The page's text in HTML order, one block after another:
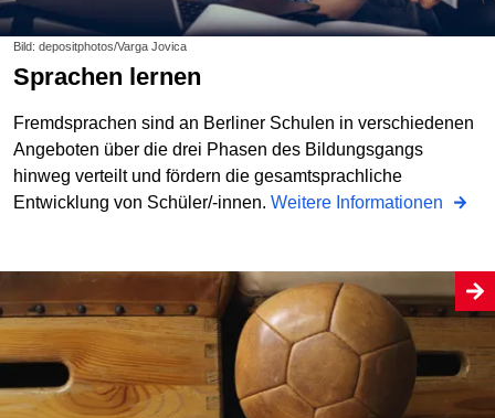
Bild: depositphotos/Varga Jovica
Sprachen lernen
Fremdsprachen sind an Berliner Schulen in verschiedenen
Angeboten über die drei Phasen des Bildungsgangs
hinweg verteilt und fördern die gesamtsprachliche
Entwicklung von Schüler/-innen. Weitere Informationen